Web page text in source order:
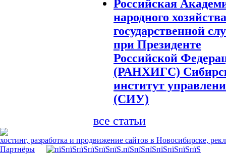
Российская
народного
государственной
при Президенте
Российской
(РАНХИГС)
институт
(СИУ)
все статьи
хостинг, разработка и продвижение сайтов в Новосибирске,
Партнёры